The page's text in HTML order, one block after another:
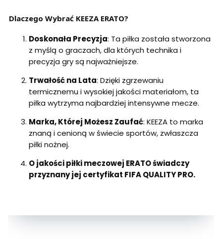
Dlaczego Wybrać KEEZA ERATO?
Doskonała Precyzja: Ta piłka została stworzona
z myślą o graczach, dla których technika i
precyzja gry są najważniejsze.
Trwałość na Lata: Dzięki zgrzewaniu
termicznemu i wysokiej jakości materiałom, ta
piłka wytrzyma najbardziej intensywne mecze.
Marka, Której Możesz Zaufać: KEEZA to marka
znaną i cenioną w świecie sportów, zwłaszcza
piłki nożnej.
O jakości piłki meczowej ERATO świadczy
przyznany jej certyfikat FIFA QUALITY PRO.